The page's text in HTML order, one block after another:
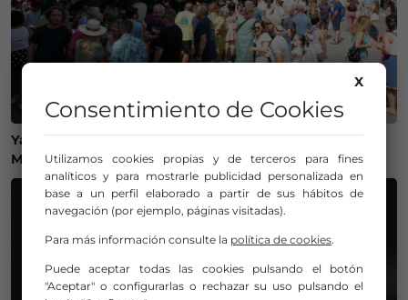
Ya tenemos plan para este lunes: «Nos vamos al
Mercado de San Lorenzo de Getxo»
X
Consentimiento de Cookies
Utilizamos cookies propias y de terceros para fines
analíticos y para mostrarle publicidad personalizada en
base a un perfil elaborado a partir de sus hábitos de
navegación (por ejemplo, páginas visitadas).
Para más información consulte la política de cookies.
Puede aceptar todas las cookies pulsando el botón
"Aceptar" o configurarlas o rechazar su uso pulsando el